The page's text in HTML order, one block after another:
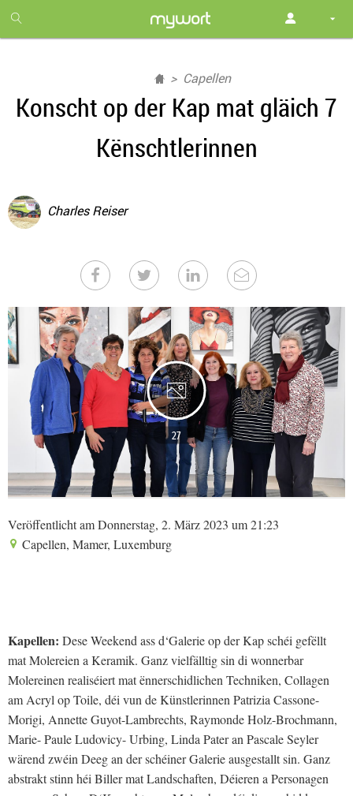
month
free
Capellen
Konscht op der Kap mat gläich 7
Kënschtlerinnen
Charles Reiser
27
Veröffentlicht am Donnerstag, 2. März 2023 um 21:23
Capellen, Mamer, Luxemburg
Kapellen: Dese Weekend ass d‘Galerie op der Kap schéi gefëllt
mat Molereien a Keramik. Ganz vielfälltig sin di wonnerbar
Molereinen realiséiert mat ënnerschidlichen Techniken, Collagen
am Acryl op Toile, déi vun de Künstlerinnen Patrizia Cassone-
Morigi, Annette Guyot-Lambrechts, Raymonde Holz-Brochmann,
Marie- Paule Ludovicy- Urbing, Linda Pater an Pascale Seyler
wärend zwéin Deeg an der schéiner Galerie ausgestallt sin. Ganz
abstrakt stinn héi Biller mat Landschaften, Déieren a Personagen